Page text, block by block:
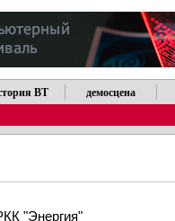
ВТ демосцена
"Энергия"